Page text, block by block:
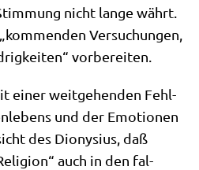
nicht lan­ge währt.
Ver­su­chun­gen,
vorbereiten.
einer weit­ge­hen­den Fehl­
und der Emo­tio­nen
des Dio­ny­si­us, daß
auch in den fal­